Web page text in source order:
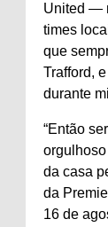
United —
times
que
Trafford,
durante
“Então
da casa
da
16 de